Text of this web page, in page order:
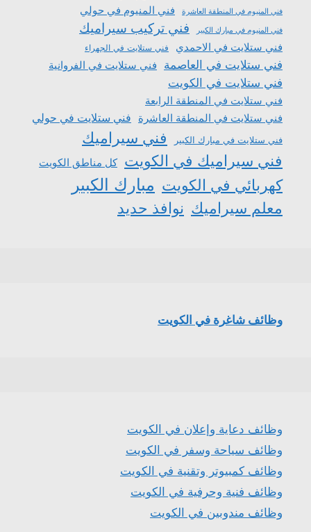
فني المنيوم في المنطقة العاشرة فني المنيوم في حولي
فني المنيوم في مبارك الكبير فني تركيب سيراميك
فني ستلايت في الاحمدي فني ستلايت في الجهراء
فني ستلايت في العاصمة فني ستلايت في الفروانية
فني ستلايت في الكويت
فني ستلايت في المنطقة الرابعة
فني ستلايت في المنطقة العاشرة فني ستلايت في حولي
فني ستلايت في مبارك الكبير
فني سيراميك
فني سيراميك في الكويت
كل مناطق الكويت
كهربائي في الكويت مبارك الكبير
معلم سيراميك نوافذ حديد
وظائف شاغرة في الكويت
وظائف دعاية وإعلان في الكويت
وظائف سياحة وسفر في الكويت
وظائف كمبيوتر وتقنية في الكويت
وظائف فنية وحرفية في الكويت
وظائف مندوبين في الكويت